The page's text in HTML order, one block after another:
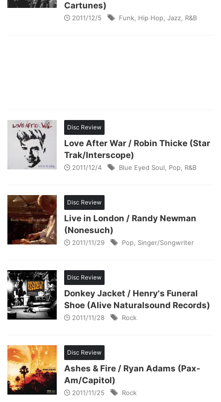
Cartunes)
2011/12/5 Funk Hip Hop Jazz R&B
Disc Review
Love After War / Robin Thicke (Star
Trak/Interscope)
2011/12/4 Blue Eyed Soul Pop R&B
Disc Review
Live in London / Randy Newman
(Nonesuch)
2011/11/29 Pop Singer/Songwriter
Disc Review
Donkey Jacket / Henry's Funeral
Shoe (Alive Naturalsound Records)
2011/11/28 Rock
Disc Review
Ashes & Fire / Ryan Adams (Pax-
Am/Capitol)
2011/11/25 Rock